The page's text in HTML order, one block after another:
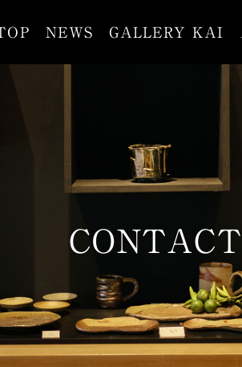
NEWS GALLERY KAI
CONTACT